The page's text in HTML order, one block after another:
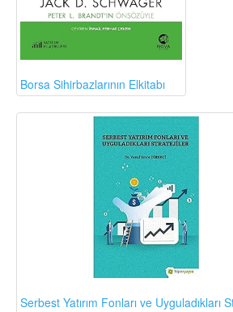
Borsa Sihirbazlarının Elkitabı
Serbest Yatırım Fonları ve Uyguladıkları